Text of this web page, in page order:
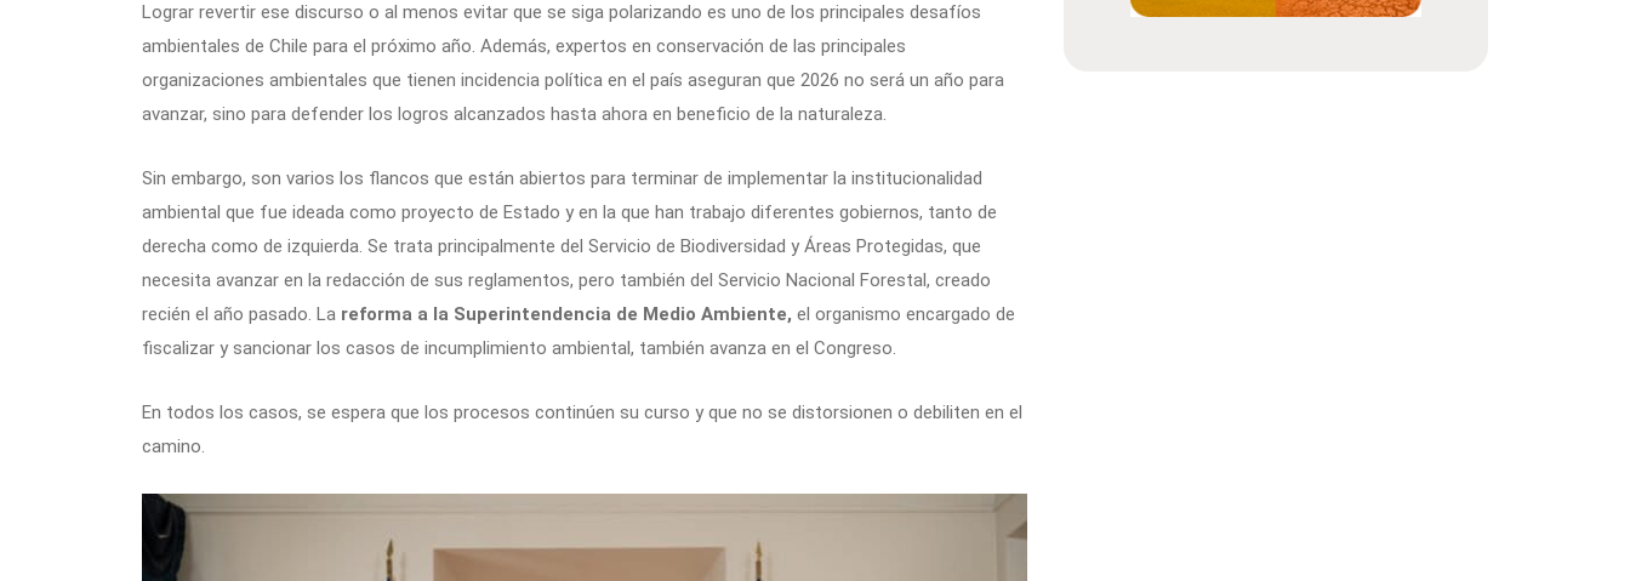
Lograr revertir ese discurso o al menos evitar que se siga polarizando es uno de los principales desafíos
ambientales de Chile para el próximo año. Además, expertos en conservación de las principales
organizaciones ambientales que tienen incidencia política en el país aseguran que 2026 no será un año para
avanzar, sino para defender los logros alcanzados hasta ahora en beneficio de la naturaleza.
Sin embargo, son varios los flancos que están abiertos para terminar de implementar la institucionalidad
ambiental que fue ideada como proyecto de Estado y en la que han trabajo diferentes gobiernos, tanto de
derecha como de izquierda. Se trata principalmente del Servicio de Biodiversidad y Áreas Protegidas, que
necesita avanzar en la redacción de sus reglamentos, pero también del Servicio Nacional Forestal, creado
recién el año pasado. La reforma a la Superintendencia de Medio Ambiente, el organismo encargado de
fiscalizar y sancionar los casos de incumplimiento ambiental, también avanza en el Congreso.
En todos los casos, se espera que los procesos continúen su curso y que no se distorsionen o debiliten en el
camino.